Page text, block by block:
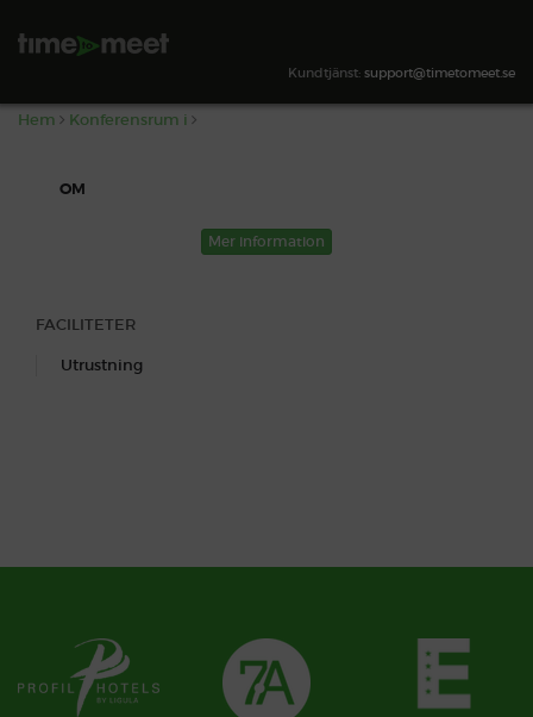
Kundtjänst: support@timetomeet.se
Hem Konferensrum i
OM
Mer information
FACILITETER
Utrustning